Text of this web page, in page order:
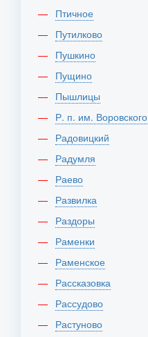
Птичное
Путилково
Пушкино
Пущино
Пышлицы
Р. п. им. Воровского
Радовицкий
Радумля
Раево
Развилка
Раздоры
Раменки
Раменское
Рассказовка
Рассудово
Растуново